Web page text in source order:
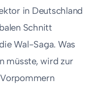
in Deutschland
Schnitt
Wal-Saga. Was
müsste, wird zur